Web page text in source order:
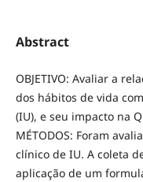
Abstract
OBJETIVO: Avaliar a
dos hábitos de vida
(IU), e seu impacto na
MÉTODOS: Foram
clínico de IU. A coleta
aplicação de um